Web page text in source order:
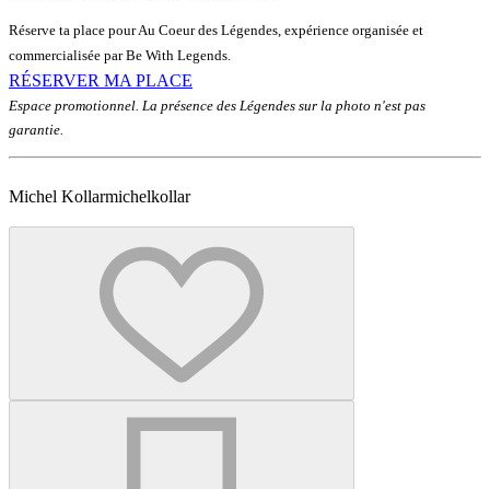
Réserve ta place pour Au Coeur des Légendes, expérience organisée et
commercialisée par Be With Legends.
RÉSERVER MA PLACE
Espace promotionnel. La présence des Légendes sur la photo n'est pas
garantie.
Michel Kollarmichelkollar